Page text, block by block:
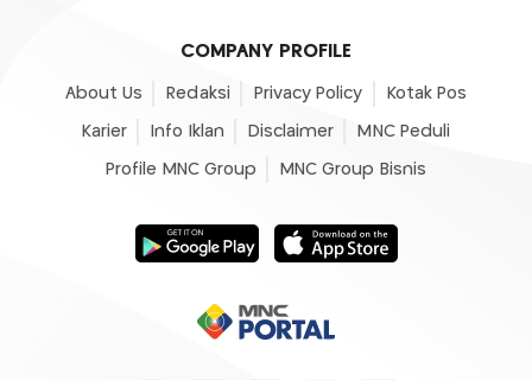
COMPANY PROFILE
About Us Redaksi Privacy Policy Kotak Pos
Karier Info Iklan Disclaimer MNC Peduli
Profile MNC Group MNC Group Bisnis